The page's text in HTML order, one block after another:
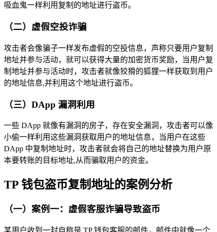
吸血鬼一样利用复制的地址进行盗币。
（二）虚假空投诈骗
攻击者会像骗子一样发布虚假的空投信息，声称只要用户复制
地址并参与活动，就可以获得大量的加密货币奖励，当用户复
制地址并参与活动时，攻击者就像狡猾的狐狸一样获取到用户
的地址信息,并利用这个地址进行盗币。
（三）DApp 漏洞利用
一些 DApp 就像有漏洞的房子，存在安全漏洞，攻击者可以像
小偷一样利用这些漏洞获取用户的地址信息，当用户在这些
DApp 中复制地址时，攻击者就会将自己的地址替换为用户原
本要转账的目标地址,从而骗取用户的资金。
TP 钱包盗币复制地址的案例分析
（一）案例一：虚假客服诈骗导致盗币
某用户收到一封自称是 TP 钱包客服的邮件，邮件中就像一个